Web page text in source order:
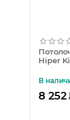
Hiper
В
8 252